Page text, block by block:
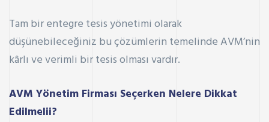
Tam bir entegre tesis yönetimi olarak
düşünebileceğiniz bu çözümlerin temelinde AVM’nin
kârlı ve verimli bir tesis olması vardır.
AVM Yönetim Firması Seçerken Nelere Dikkat
Edilmelii?